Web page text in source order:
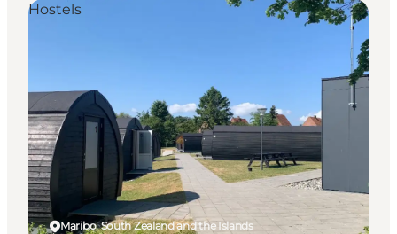
Accommodaties
Maribo, South Zealand and the Islands
Hostels